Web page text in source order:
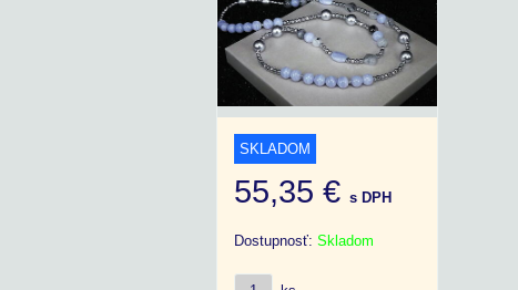
SKLADOM
55,35 € s DPH
Dostupnosť: Skladom